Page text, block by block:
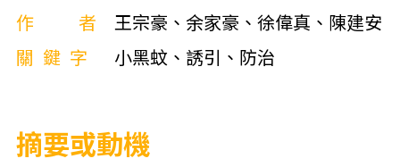
作者
王宗豪、余家豪、徐偉真、陳建安
關鍵字
小黑蚊、誘引、防治
摘要或動機